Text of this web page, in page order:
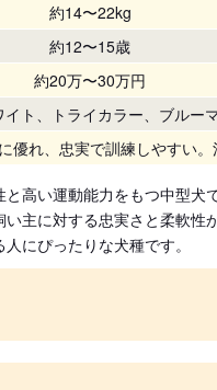
約14〜22kg
約12〜15歳
約20万〜30万円
イト、トライカラー、ブルー
優れ、忠実で訓練しやすい
高い運動能力をもつ中型犬
主に対する忠実さと柔軟性
にぴったりな犬種です。